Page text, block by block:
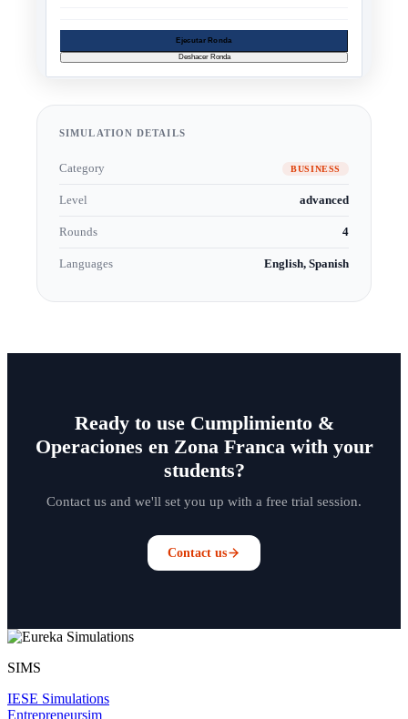
SIMULATION DETAILS
Category BUSINESS
Level advanced
Rounds 4
Languages English, Spanish
Ready to use Cumplimiento &
Operaciones en Zona Franca with your
students?
Contact us and we'll set you up with a free trial session.
Contact us
SIMS
IESE Simulations
Entrepreneursim